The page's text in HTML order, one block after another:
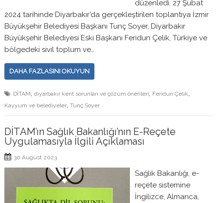
düzenledi. 27 Şubat
2024 tarihinde Diyarbakır’da gerçekleştirilen toplantıya İzmir
Büyükşehir Belediyesi Başkanı Tunç Soyer, Diyarbakır
Büyükşehir Belediyesi Eski Başkanı Feridun Çelik, Türkiye ve
bölgedeki sivil toplum ve…
DAHA FAZLASINI OKUYUN
DİTAM,diyarbakır kent sorunları ve çözüm önerileri, Feridun Çelik,
Kayyum ve belediyeler,Tunç Soyer
DİTAM’ın Sağlık Bakanlığı’nın E-Reçete
Uygulamasıyla İlgili Açıklaması
30 August 2023
Sağlık Bakanlığı, e-
reçete sistemine
İngilizce, Almanca,